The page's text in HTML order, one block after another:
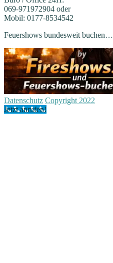
069-971972904 oder
Mobil: 0177-8534542
Feuershows bundesweit buchen…
Datenschutz Copyright 2022
Jetzt anrufen!